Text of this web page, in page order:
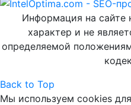
Информация на сайте
характер и не
определяемой
Back to Top
Мы используем cookies